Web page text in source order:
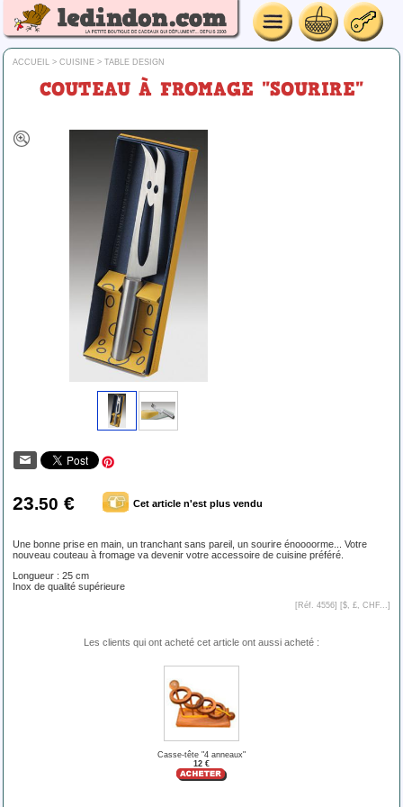
ACCUEIL > CUISINE > TABLE DESIGN
COUTEAU À FROMAGE "SOURIRE"
23.50 € Cet article n'est plus vendu
Une bonne prise en main, un tranchant sans pareil, un sourire énoooorme... Votre
nouveau couteau à fromage va devenir votre accessoire de cuisine préféré.
Longueur : 25 cm
Inox de qualité supérieure
[Réf. 4556] [$, £, CHF...]
Les clients qui ont acheté cet article ont aussi acheté :
Casse-tête "4 anneaux"
12 €